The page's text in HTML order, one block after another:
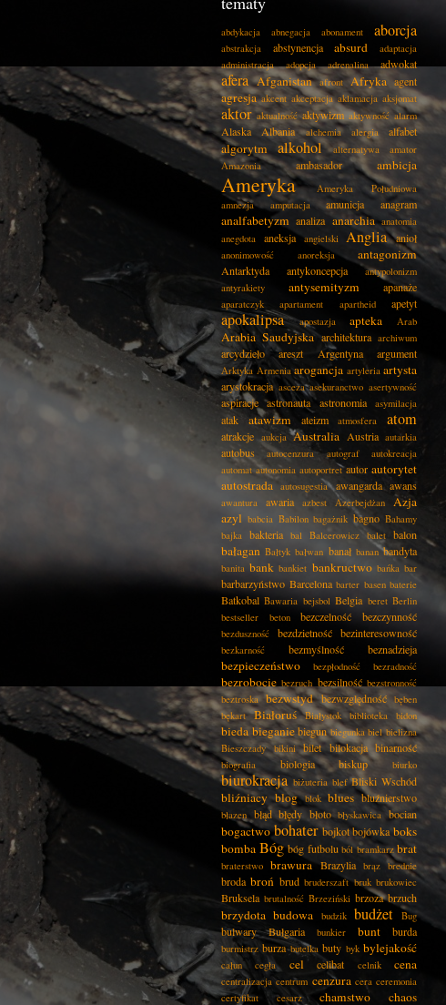
abdykacja abnegacja abonament aborcja
abstrakcja abstynencja absurd
adaptacja
administracja
adopcja adrenalina adwokat
afera Afganistan afront Afryka agent
agresja akcent akceptacja aklamacja aksjomat
aktor aktualność aktywizm aktywność alarm
Alaska Albania alchemia alergia alfabet
algorytm alkohol alternatywa
amator
Amazonia
ambasador ambicja
Ameryka
Ameryka Południowa
amnezja
amputacja amunicja anagram
analfabetyzm analiza anarchia anatomia
anegdota
aneksja angielski Anglia anioł
anonimowość anoreksja antagonizm
Antarktyda antykoncepcja
antypolonizm
antyrakiety
antysemityzm apanaże
aparatczyk apartament apartheid apetyt
apokalipsa apostazja apteka Arab
Arabia Saudyjska architektura archiwum
arcydzieło areszt Argentyna argument
Arktyka Armenia arogancja artyleria artysta
arystokracja asceza asekuranctwo asertywność
aspiracje astronauta astronomia asymilacja
atak atawizm ateizm atmosfera atom
atrakcje aukcja Australia Austria autarkia
autobus autocenzura autograf
autokreacja
automat autonomia autoportret autor autorytet
autostrada autosugestia awangarda awans
awantura awaria azbest Azerbejdżan
Azja
azyl babcia Babilon bagażnik bagno Bahamy
bajka bakteria bal Balcerowicz balet balon
bałagan Bałtyk bałwan banał banan bandyta
banita bank bankiet bankructwo bańka bar
barbarzyństwo Barcelona barter basen baterie
Batkobal Bawaria bejsbol Belgia beret Berlin
bestseller
beton bezczelność bezczynność
bezduszność bezdzietność bezinteresowność
bezkarność bezmyślność beznadzieja
bezpieczeństwo bezpłodność bezradność
bezrobocie bezruch bezsilność bezstronność
beztroska bezwstyd bezwzględność bęben
bękart
Białoruś Białystok biblioteka bidon
bieda bieganie biegun biegunka biel bielizna
Bieszczady
bikini bilet bilokacja binarność
biografia biologia biskup biurko
biurokracja biżuteria blef Bliski Wschód
bliźniacy blog blok blues bluźnierstwo
błazen błąd błędy błoto błyskawica bocian
bogactwo bohater bojkot bojówka boks
bomba Bóg bóg futbolu ból bramkarz brat
braterstwo brawura Brazylia brąz brednie
broda broń brud bruderszaft bruk brukowiec
Bruksela brutalność Brzeziński brzoza brzuch
brzydota budowa budzik budżet Bug
bulwary Bułgaria bunkier bunt burda
burmistrz burza butelka buty byk bylejakość
całun cegła cel celibat celnik cena
centralizacja centrum cenzura cera ceremonia
certyfikat
cesarz chamstwo
chaos